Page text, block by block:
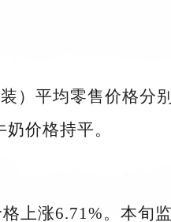
）平均零售价格分
价格持平。
上涨6.71%。本旬